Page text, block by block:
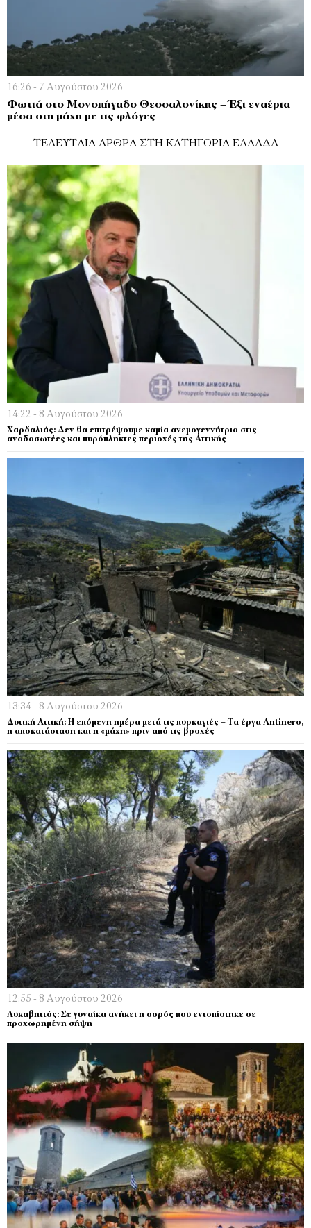
16:26 - 7 Αυγούστου 2026
Φωτιά στο Μονοπήγαδο Θεσσαλονίκης – Έξι εναέρια
μέσα στη μάχη με τις φλόγες
ΤΕΛΕΥΤΑΊΑ ΆΡΘΡΑ ΣΤΗ ΚΑΤΗΓΟΡΊΑ ΕΛΛΆΔΑ
14:22 - 8 Αυγούστου 2026
Χαρδαλιάς: Δεν θα επιτρέψουμε καμία ανεμογεννήτρια στις
αναδασωτέες και πυρόπληκτες περιοχές της Αττικής
13:34 - 8 Αυγούστου 2026
Δυτική Αττική: Η επόμενη ημέρα μετά τις πυρκαγιές – Τα έργα Antinero,
η αποκατάσταση και η «μάχη» πριν από τις βροχές
12:55 - 8 Αυγούστου 2026
Λυκαβηττός: Σε γυναίκα ανήκει η σορός που εντοπίστηκε σε
προχωρημένη σήψη